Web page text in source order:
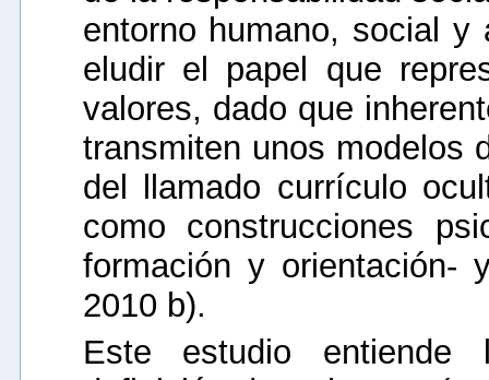
entorno humano, social y
eludir el papel que
valores, dado que
transmiten unos modelos
del llamado currículo
como construcciones
formación y orientación-
2010 b).
Este estudio